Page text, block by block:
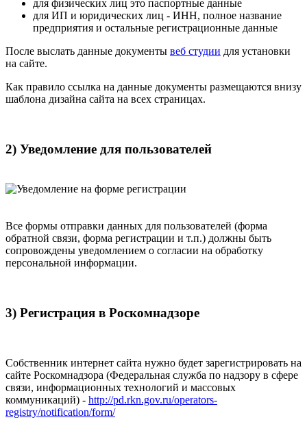
для физических лиц это паспортные данные
для ИП и юридических лиц - ИНН, полное название
предприятия и остальные регистрационные данные
После выслать данные документы веб студии для установки
на сайте.
Как правило ссылка на данные документы размещаются внизу
шаблона дизайна сайта на всех страницах.
2) Уведомление для пользователей
Все формы отправки данных для пользователей (форма
обратной связи, форма регистрации и т.п.) должны быть
сопровождены уведомлением о согласии на обработку
персональной информации.
3) Регистрация в Роскомнадзоре
Собственник интернет сайта нужно будет зарегистрировать на
сайте Роскомнадзора (Федеральная служба по надзору в сфере
связи, информационных технологий и массовых
коммуникаций) - http://pd.rkn.gov.ru/operators-
registry/notification/form/